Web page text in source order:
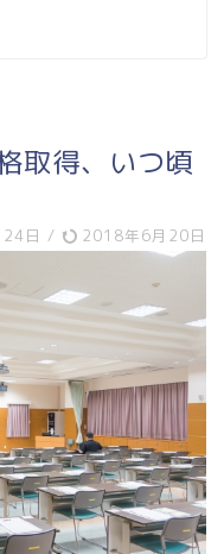
取得、いつ頃
日 / 2018年6月20日